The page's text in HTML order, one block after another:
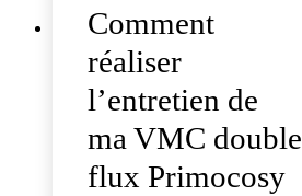
Comment
réaliser
l’entretien de
ma VMC double
flux Primocosy